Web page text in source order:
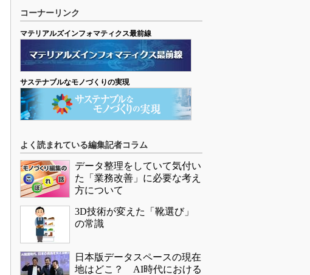
コーナーリンク
マテリアルズインフォマティクス最前線
サステナブルなモノづくりの実現
よく読まれている編集記者コラム
データ整理をしていて気付い
た「業務改善」に必要な考え
方について
3D技術が変えた「靴選び」
の常識
日本版データスペースの現在
地はどこ？ AI時代における